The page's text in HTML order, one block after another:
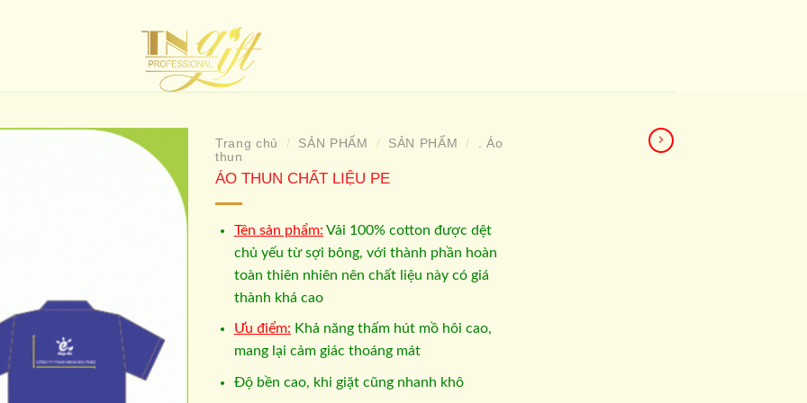
Trang chủ / SẢN PHẨM / SẢN PHẨM /
. Áo
thun
ÁO THUN CHẤT LIỆU PE
Tên sản phẩm: Vải 100% cotton được dệt
chủ yếu từ sợi bông, với thành phần hoàn
toàn thiên nhiên nên chất liệu này có giá
thành khá cao
Ưu điểm: Khả năng thấm hút mồ hôi cao,
mang lại cảm giác thoáng mát
Độ bền cao, khi giặt cũng nhanh khô